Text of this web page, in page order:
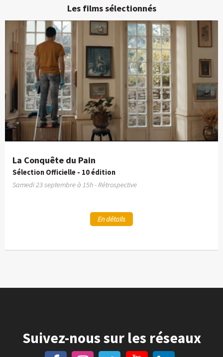
Les films sélectionnés
La Conquête du Pain
Sélection Officielle - 10 édition
Samedi 23 septembre à 15h - Rétrospective
En détails
Suivez-nous sur les réseaux